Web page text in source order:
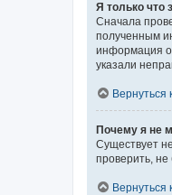
Я только что
Сначала
полученным
информация
указали
Вернуться
Почему я не
Существует
проверить,
Вернуться